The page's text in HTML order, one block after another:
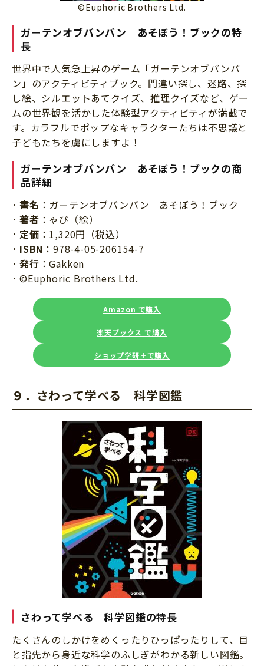
©Euphoric Brothers Ltd.
ガーテンオブバンバン あそぼう！ブックの特
長
世界中で人気急上昇のゲーム「ガーテンオブバンバ
ン」のアクティビティブック。間違い探し、迷路、探
し絵、シルエットあてクイズ、推理クイズなど、ゲー
ムの世界観を活かした体験型アクティビティが満載で
す。カラフルでポップなキャラクターたちは不思議と
子どもたちを虜にしますよ！
ガーテンオブバンバン あそぼう！ブックの商
品詳細
書名 ：ガーテンオブバンバン あそぼう！ブック
著者 ：ゃぴ（絵）
定価 ：1,320円（税込）
ISBN ：978-4-05-206154-7
発行 ：Gakken
©Euphoric Brothers Ltd.
Amazon で購入
楽天ブックス で購入
ショップ学研＋で購入
９．さわって学べる 科学図鑑
さわって学べる 科学図鑑の特長
たくさんのしかけをめくったりひっぱったりして、目
と指先から身近な科学のふしぎがわかる新しい図鑑。